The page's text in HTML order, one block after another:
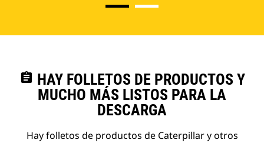
assignment HAY FOLLETOS DE PRODUCTOS Y
MUCHO MÁS LISTOS PARA LA
DESCARGA
Hay folletos de productos de Caterpillar y otros